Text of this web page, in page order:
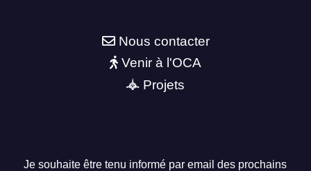
Nous contacter
Venir à l'OCA
Projets
Je souhaite être tenu informé par email des prochains